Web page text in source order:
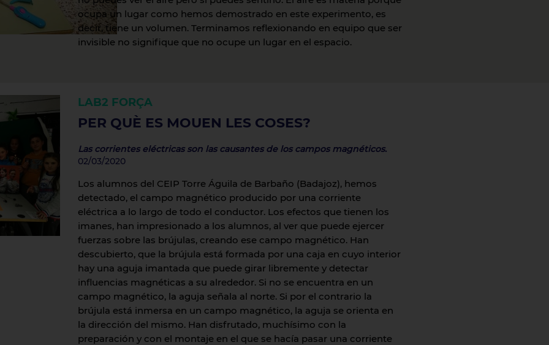
ocupa un lugar como hemos demostrado en este experimento, es
decir, tiene un volumen. Terminamos reflexionando en equipo que ser
invisible no signifique que no ocupe un lugar en el espacio.
LAB2 FORÇA
PER QUÈ ES MOUEN LES COSES?
Las corrientes eléctricas son las causantes de los campos magnéticos.
02/03/2020
Los alumnos del CEIP Torre Águila de Barbaño (Badajoz), hemos
detectado, el campo magnético producido por una corriente
eléctrica a lo largo de todo el conductor. Los efectos que tienen los
imanes, han impresionado a los alumnos, al ver que puede ejercer
fuerzas sobre las brújulas, creando ese campo magnético. Han
descubierto, que la brújula está formada por una caja en cuyo interior
hay una aguja imantada que puede girar libremente y detectar
influencias magnéticas a su alrededor. Si no se encuentra en un
campo magnético, la aguja señala al norte. Si por el contrario la
brújula está inmersa en un campo magnético, la aguja se orienta en
la dirección del mismo. Han disfrutado, muchísimo con la
preparación y con el montaje en el que se hacía pasar una corriente